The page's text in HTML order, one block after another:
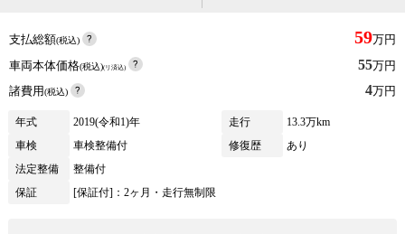
支払総額(税込) 59万円
車両本体価格(税込)(リ済込) 55万円
諸費用(税込) 4万円
年式 2019(令和1)年 走行
13.3万km
車検
車検整備付 修復歴
あり
法定整備
整備付
保証
[保証付]：2ヶ月・走行無制限